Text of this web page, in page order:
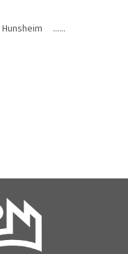
Hunsheim ......